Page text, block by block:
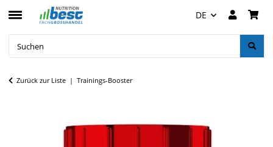
DE
Zurück zur Liste Trainings-Booster